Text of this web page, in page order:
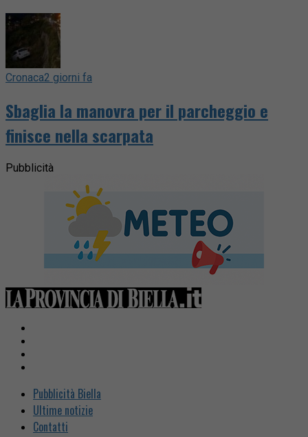
Cronaca2 giorni fa
Sbaglia la manovra per il parcheggio e
finisce nella scarpata
Pubblicità
Pubblicità Biella
Ultime notizie
Contatti